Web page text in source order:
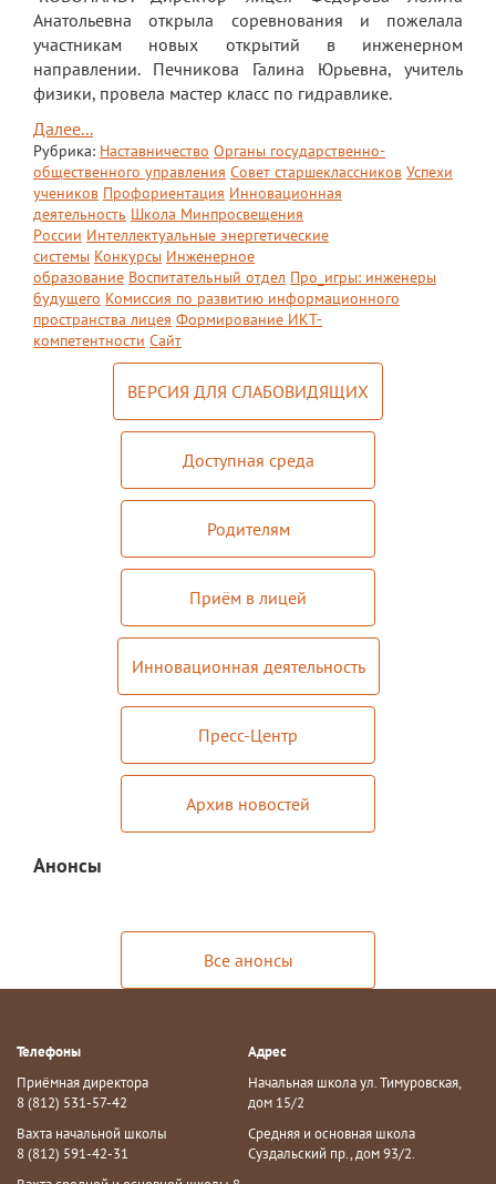
Анатольевна открыла соревнования и пожелала
участникам новых открытий в инженерном
направлении. Печникова Галина Юрьевна, учитель
физики, провела мастер класс по гидравлике.
Далее...
Рубрика: Наставничество Органы государственно-
общественного управления Совет старшеклассников Успехи
учеников Профориентация Инновационная
деятельность Школа Минпросвещения
России Интеллектуальные энергетические
системы Конкурсы Инженерное
образование Воспитательный отдел Про_игры: инженеры
будущего Комиссия по развитию информационного
пространства лицея Формирование ИКТ-
компетентности Сайт
ВЕРСИЯ ДЛЯ СЛАБОВИДЯЩИХ
Доступная среда
Родителям
Приём в лицей
Инновационная деятельность
Пресс-Центр
Архив новостей
Анонсы
Все анонсы
Телефоны
Приёмная директора
8 (812) 531-57-42
Вахта начальной школы
8 (812) 591-42-31
Адрес
Начальная школа ул. Тимуровская,
дом 15/2
Средняя и основная школа
Суздальский пр., дом 93/2.